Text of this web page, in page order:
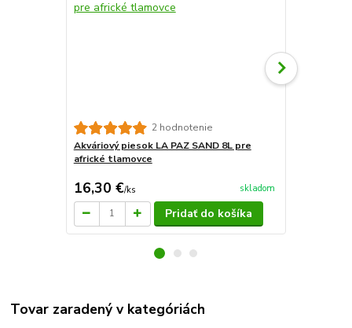
2 hodnotenie
Akváriový piesok LA PAZ SAND 8L pre
africké tlamovce
16,30 €/ks skladom
Pridať do košíka
Tovar zaradený v kategóriách